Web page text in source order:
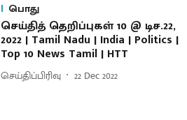
பொது
செய்தித் தெறிப்புகள் 10 @ டிச.22,
2022 | Tamil Nadu | India | Politics |
Top 10 News Tamil | HTT
செய்திப்பிரிவு 22 Dec 2022